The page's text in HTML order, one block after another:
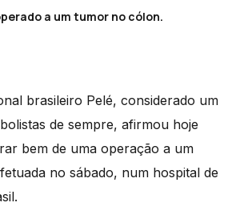
a um tumor no cólon.
brasileiro Pelé, considerado um
de sempre, afirmou hoje
bem de uma operação a um
no sábado, num hospital de